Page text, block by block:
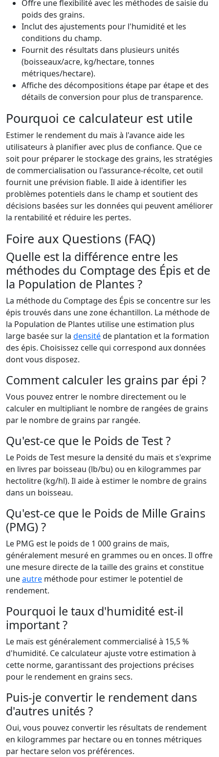
Offre une flexibilité avec les méthodes de saisie du
poids des grains.
Inclut des ajustements pour l'humidité et les
conditions du champ.
Fournit des résultats dans plusieurs unités
(boisseaux/acre, kg/hectare, tonnes
métriques/hectare).
Affiche des décompositions étape par étape et des
détails de conversion pour plus de transparence.
Pourquoi ce calculateur est utile
Estimer le rendement du maïs à l'avance aide les
utilisateurs à planifier avec plus de confiance. Que ce
soit pour préparer le stockage des grains, les stratégies
de commercialisation ou l'assurance-récolte, cet outil
fournit une prévision fiable. Il aide à identifier les
problèmes potentiels dans le champ et soutient des
décisions basées sur les données qui peuvent améliorer
la rentabilité et réduire les pertes.
Foire aux Questions (FAQ)
Quelle est la différence entre les
méthodes du Comptage des Épis et de
la Population de Plantes ?
La méthode du Comptage des Épis se concentre sur les
épis trouvés dans une zone échantillon. La méthode de
la Population de Plantes utilise une estimation plus
large basée sur la densitéde plantation et la formation
des épis. Choisissez celle qui correspond aux données
dont vous disposez.
Comment calculer les grains par épi ?
Vous pouvez entrer le nombre directement ou le
calculer en multipliant le nombre de rangées de grains
par le nombre de grains par rangée.
Qu'est-ce que le Poids de Test ?
Le Poids de Test mesure la densité du maïs et s'exprime
en livres par boisseau (lb/bu) ou en kilogrammes par
hectolitre (kg/hl). Il aide à estimer le nombre de grains
dans un boisseau.
Qu'est-ce que le Poids de Mille Grains
(PMG) ?
Le PMG est le poids de 1 000 grains de maïs,
généralement mesuré en grammes ou en onces. Il offre
une mesure directe de la taille des grains et constitue
uneautre méthode pour estimer le potentiel de
rendement.
Pourquoi le taux d'humidité est-il
important ?
Le maïs est généralement commercialisé à 15,5 %
d'humidité. Ce calculateur ajuste votre estimation à
cette norme, garantissant des projections précises
pour le rendement en grains secs.
Puis-je convertir le rendement dans
d'autres unités ?
Oui, vous pouvez convertir les résultats de rendement
en kilogrammes par hectare ou en tonnes métriques
par hectare selon vos préférences.